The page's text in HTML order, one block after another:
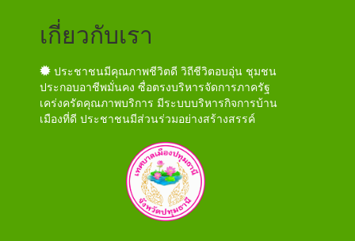
เกี่ยวกับเรา
ประชาชนมีคุณภาพชีวิตดี วิถีชีวิตอบอุ่น ชุมชน
ประกอบอาชีพมั่นคง ซื่อตรงบริหารจัดการภาครัฐ
เคร่งครัดคุณภาพบริการ มีระบบบริหารกิจการบ้าน
เมืองที่ดี ประชาชนมีส่วนร่วมอย่างสร้างสรรค์